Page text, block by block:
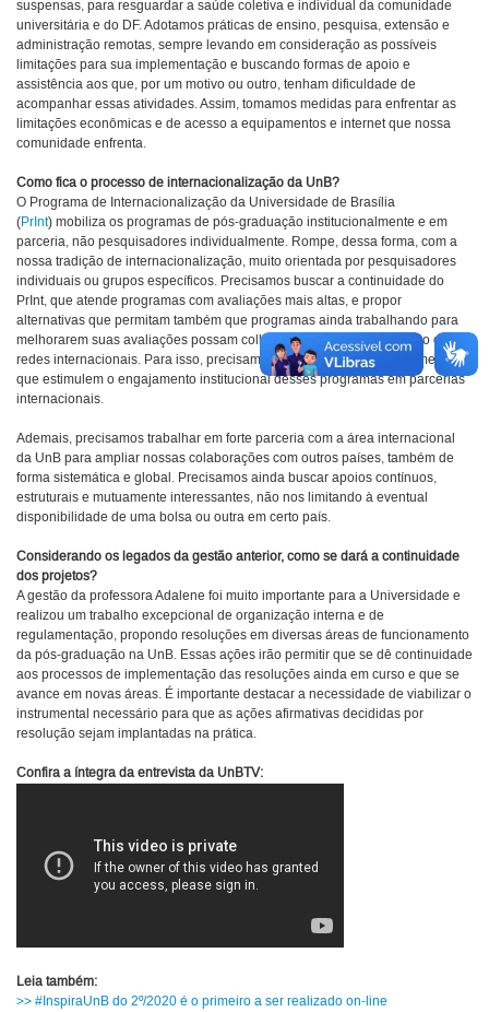
suspensas, para resguardar a saúde coletiva e individual da comunidade
universitária e do DF. Adotamos práticas de ensino, pesquisa, extensão e
administração remotas, sempre levando em consideração as possíveis
limitações para sua implementação e buscando formas de apoio e
assistência aos que, por um motivo ou outro, tenham dificuldade de
acompanhar essas atividades. Assim, tomamos medidas para enfrentar as
limitações econômicas e de acesso a equipamentos e internet que nossa
comunidade enfrenta.
Como fica o processo de internacionalização da UnB?
O Programa de Internacionalização da Universidade de Brasília
(PrInt) mobiliza os programas de pós-graduação institucionalmente e em
parceria, não pesquisadores individualmente. Rompe, dessa forma, com a
nossa tradição de internacionalização, muito orientada por pesquisadores
individuais ou grupos específicos. Precisamos buscar a continuidade do
PrInt, que atende programas com avaliações mais altas, e propor
alternativas que permitam também que programas ainda trabalhando para
melhorarem suas avaliações possam colher benefícios da construção de
redes internacionais. Para isso, precisamos pensar em editais de fomento
que estimulem o engajamento institucional desses programas em parcerias
internacionais.
Ademais, precisamos trabalhar em forte parceria com a área internacional
da UnB para ampliar nossas colaborações com outros países, também de
forma sistemática e global. Precisamos ainda buscar apoios contínuos,
estruturais e mutuamente interessantes, não nos limitando à eventual
disponibilidade de uma bolsa ou outra em certo país.
Considerando os legados da gestão anterior, como se dará a continuidade
dos projetos?
A gestão da professora Adalene foi muito importante para a Universidade e
realizou um trabalho excepcional de organização interna e de
regulamentação, propondo resoluções em diversas áreas de funcionamento
da pós-graduação na UnB. Essas ações irão permitir que se dê continuidade
aos processos de implementação das resoluções ainda em curso e que se
avance em novas áreas. É importante destacar a necessidade de viabilizar o
instrumental necessário para que as ações afirmativas decididas por
resolução sejam implantadas na prática.
Confira a íntegra da entrevista da UnBTV:
Leia também:
>> #InspiraUnB do 2º/2020 é o primeiro a ser realizado on-line